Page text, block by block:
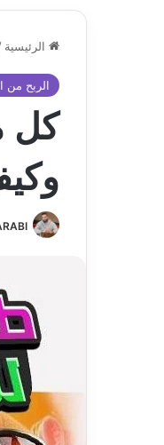
الرئيسية
الربح من
كل